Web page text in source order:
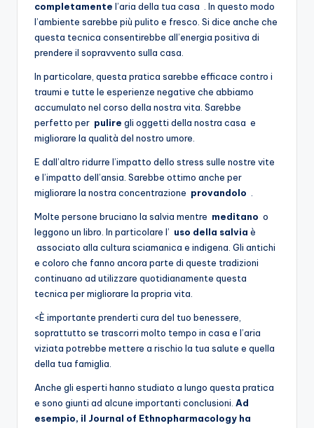
completamente l’aria della tua casa . In questo modo
l’ambiente sarebbe più pulito e fresco. Si dice anche che
questa tecnica consentirebbe all’energia positiva di
prendere il sopravvento sulla casa.
In particolare, questa pratica sarebbe efficace contro i
traumi e tutte le esperienze negative che abbiamo
accumulato nel corso della nostra vita. Sarebbe
perfetto per pulire gli oggetti della nostra casa e
migliorare la qualità del nostro umore.
E dall’altro ridurre l’impatto dello stress sulle nostre vite
e l’impatto dell’ansia. Sarebbe ottimo anche per
migliorare la nostra concentrazione provandolo
Molte persone bruciano la salvia mentre meditano o
leggono un libro. In particolare l’ uso della salvia è
associato alla cultura sciamanica e indigena. Gli antichi
e coloro che fanno ancora parte di queste tradizioni
continuano ad utilizzare quotidianamente questa
tecnica per migliorare la propria vita.
<È importante prenderti cura del tuo benessere,
soprattutto se trascorri molto tempo in casa e l’aria
viziata potrebbe mettere a rischio la tua salute e quella
della tua famiglia.
Anche gli esperti hanno studiato a lungo questa pratica
e sono giunti ad alcune importanti conclusioni. Ad
esempio, il Journal of Ethnopharmacology ha